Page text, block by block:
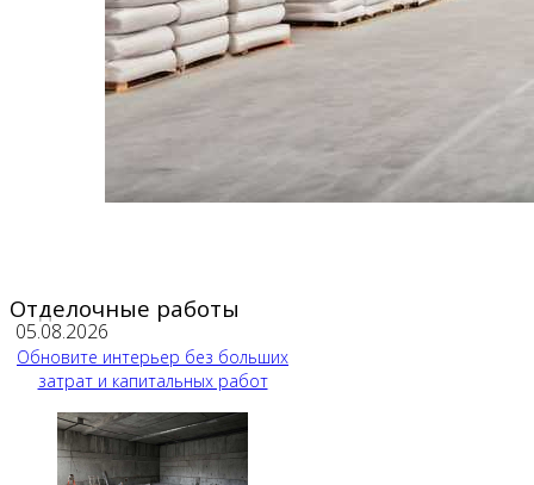
Отделочные работы
05.08.2026
Обновите интерьер без больших
затрат и капитальных работ